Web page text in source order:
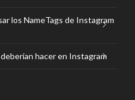
los NameTags de Instagram
hacer en Instagram